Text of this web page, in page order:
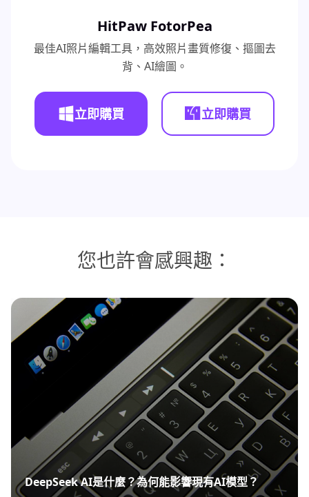
HitPaw FotorPea
最佳AI照片編輯工具，高效照片畫質修復、摳圖去
背、AI繪圖。
立即購買 立即購買
您也許會感興趣：
DeepSeek AI是什麼？為何能影響現有AI模型？